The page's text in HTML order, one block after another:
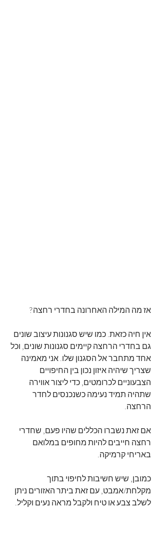
אז מה המילה האחרונה בחדרי רחצה?
אין חיה כזאת. כמו שיש סגנונות עיצוב שונים
גם בחדרי הרחצה קיימים סגנונות שונים, וכל
אחד מתחבר אל הסגנון שלו. אני מאמינה
שצריך שיהיה איזון נכון בין החיפויים
הצבעוניים לכרומטים, כדי ליצור אווירה
שתהיה תמיד נעימה כשנכנסים לחדר
הרחצה.
אם זאת נשברו הכללים שהיו פעם, שחדרי
רחצה חייבים להיות מחופים במלואם
באריחי קרמיקה.
כמובן, שיש חשיבות לחיפוי בתוך
מקלחת/אמבט, עם זאת ביתר האזורים ניתן
לשלב צבע או טיח ולקבל מראה נעים וקליל.